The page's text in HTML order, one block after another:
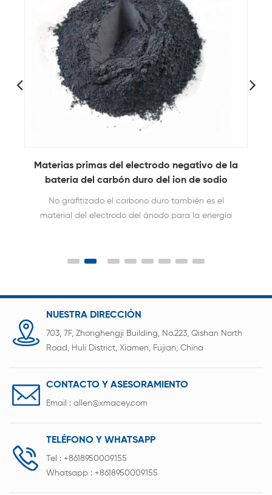
Materias primas del electrodo negativo de la
batería del carbón duro del ion de sodio
No grafitizado el carbono duro también es el
material del electrodo del ánodo para la energía
NUESTRA DIRECCIÓN
703, 7F, Zhonghengji Building, No.223, Qishan North
Road, Huli District, Xiamen, Fujian, China
CONTACTO Y ASESORAMIENTO
Email : allen@xmacey.com
TELÉFONO Y WHATSAPP
Tel : +8618950009155
Whatsapp : +8618950009155